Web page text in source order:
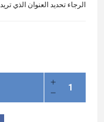
الرجاء تحديد العنوان الذي